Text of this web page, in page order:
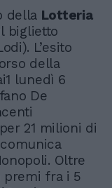
della Lotteria
biglietto
L’esito
della
lunedì 6
De
21 milioni di
Oltre
premi fra i 5